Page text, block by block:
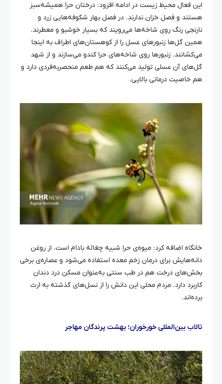
این فعال محیط زیست در ادامه افزود: درختانحراهمیشه‌سبز
هستند و فصل خزان ندارند. در فصل بهار شکوفه‌هایی زرد و
نارنجی رنگ روی شاخه‌ها می‌رویند که بسیار خوشبو و معطرند.
همین گل‌ها زنبورهای عسل را از کوهستان‌های اطراف به اینجا
می‌کشانند. زنبورها روی شاخه‌هایحراکندو می‌سازند و از شهد
گل‌های آن عسلی تولید می‌کنند که هم طعم منحصربه‌فردی دارد و
هم خاصیت درمانی بالایی.
خانگاه اضافه کرد: میوه‌یحراشبیه چغاله بادام است. از روغن
دانه‌هایش برای درمان زخم معده استفاده می‌شود و عصاره‌ی برخی
بخش‌های درخت هم در طب سنتی به‌عنوان مسکن درد دندان
کاربرد دارد. مردم محلی این دانش را از نسل‌های گذشته به ارث
برده‌اند.
تالاب بین‌المللیخورخوران؛ بهشت پرندگان مهاجر